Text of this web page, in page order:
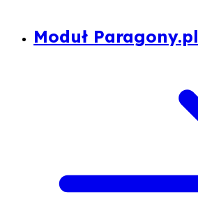
Moduł Paragony.pl